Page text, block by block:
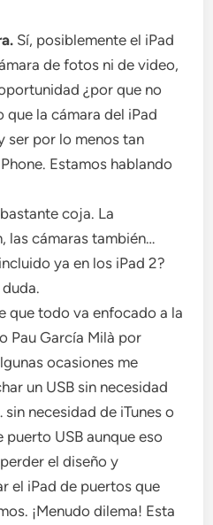
Sí, posiblemente el iPad
de fotos ni de video,
¿por que no
que la cámara del iPad
ser por lo menos tan
Estamos hablando
coja. La
las cámaras también…
ya en los iPad 2?
que todo va enfocado a la
Pau García Milà por
ocasiones me
un USB sin necesidad
necesidad de iTunes o
puerto USB aunque eso
el diseño y
el iPad de puertos que
¡Menudo dilema! Esta